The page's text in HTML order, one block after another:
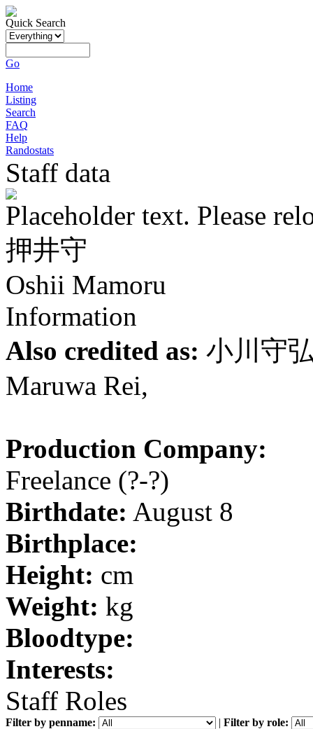
Quick Search
Go
Home
Listing
Search
FAQ
Help
Randostats
Staff data
Placeholder text. Please
押井守
Oshii Mamoru
Information
Also credited as: 小川守
Maruwa Rei,
Production Company:
Freelance (?-?)
Birthdate: August 8
Birthplace:
Height: cm
Weight: kg
Bloodtype:
Interests:
Staff Roles
Filter by penname: | Filter by role: